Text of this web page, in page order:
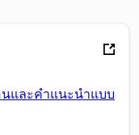
และคำแนะนำแบบ